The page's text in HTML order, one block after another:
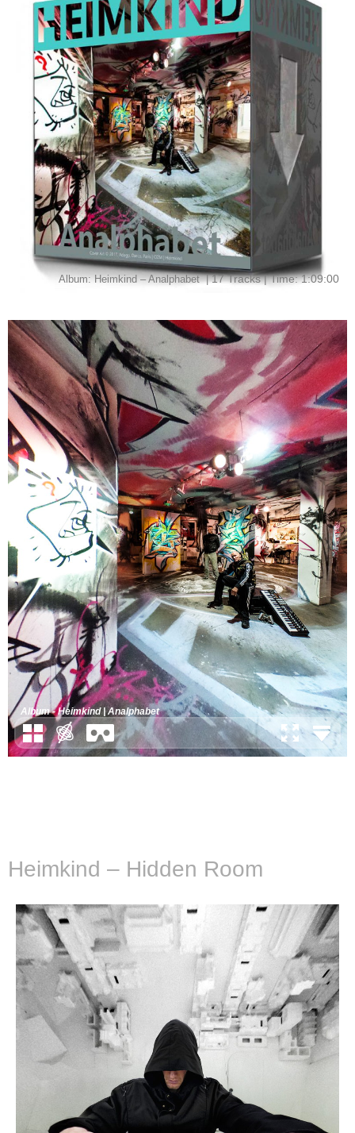
Album: Heimkind – Analphabet |17 Tracks | Time: 1:09:00
Heimkind – Hidden Room